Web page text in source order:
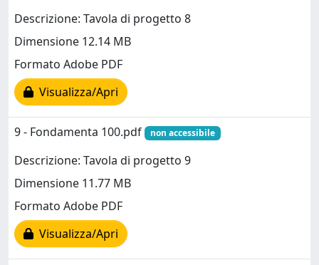
Descrizione: Tavola di progetto 8
Dimensione 12.14 MB
Formato Adobe PDF
Visualizza/Apri
9 - Fondamenta 100.pdf non accessibile
Descrizione: Tavola di progetto 9
Dimensione 11.77 MB
Formato Adobe PDF
Visualizza/Apri